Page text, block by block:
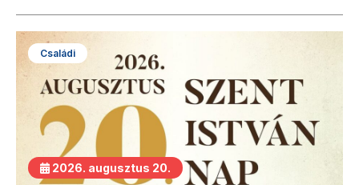
Családi
2026. augusztus 20.